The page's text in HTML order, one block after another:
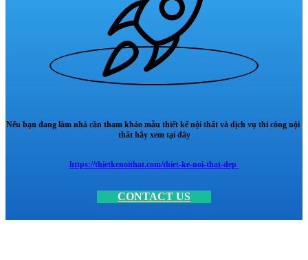
Nếu bạn đang làm nhà cần tham khảo mẫu thiết kế nội thất và dịch vụ thi công nội
thất hãy xem tại đây
https://thietkenoithat.com/thiet-ke-noi-that-dep
CONTACT US